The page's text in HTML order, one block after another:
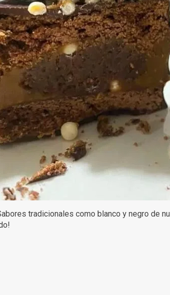
tradicionales como blanco y negro de